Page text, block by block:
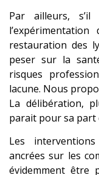
Par ailleurs,
restauration des
peser sur la
risques
lacune. Nous
La délibération,
parait pour sa part
Les
ancrées sur les
évidemment être